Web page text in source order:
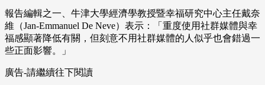
報告編輯之一、牛津大學經濟學教授暨幸福研究中心主任戴奈
維（Jan-Emmanuel De Neve）表示：「重度使用社群媒體與幸
福感顯著降低有關，但刻意不用社群媒體的人似乎也會錯過一
些正面影響。」
廣告-請繼續往下閱讀